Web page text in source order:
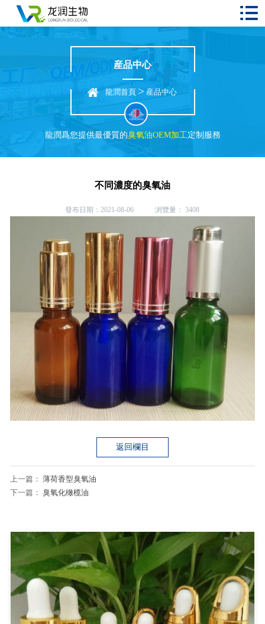
産品中心
龍潤首頁 > 産品中心
龍潤爲您提供最優質的臭氧油OEM加工定制服務
不同濃度的臭氧油
發布日期：2021-08-06 浏覽量： 3408
返回欄目
上一篇： 薄荷香型臭氧油
下一篇： 臭氧化橄榄油